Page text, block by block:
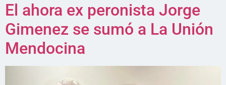
El ahora ex peronista Jorge
Gimenez se sumó a La Unión
Mendocina